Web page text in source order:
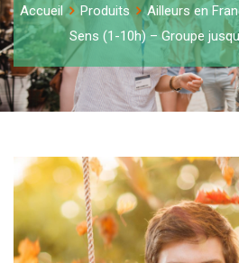
Accueil Produits Ailleurs en
Sens (1-10h) – Groupe